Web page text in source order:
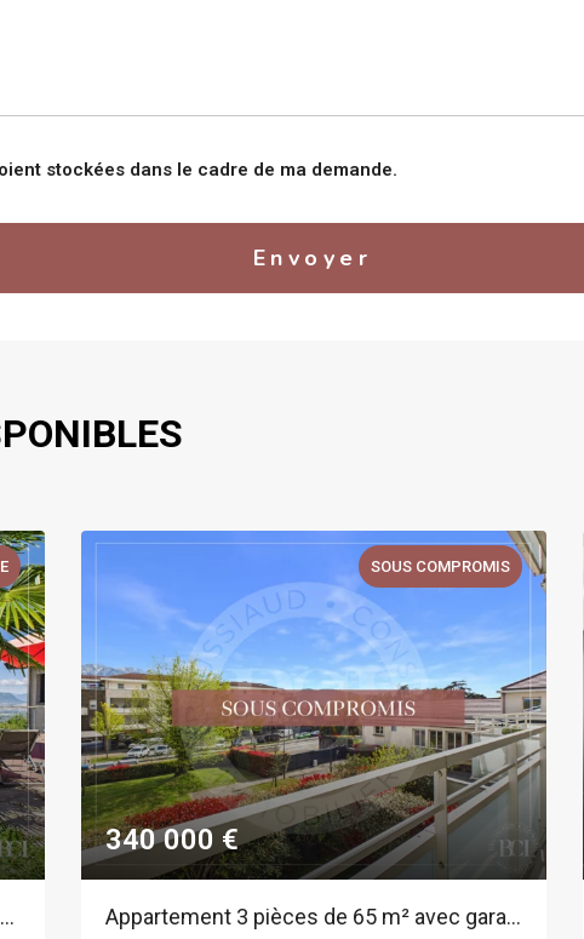
stockées dans le cadre de ma demande.
Envoyer
Maison 6 pièces de 176 m² “LES BALCONS DE BELLEDONNE”
SOUS COMPROMIS
340 000 €
Appartement 3 pièces de 65 m² avec garage au centre de Montbonnot